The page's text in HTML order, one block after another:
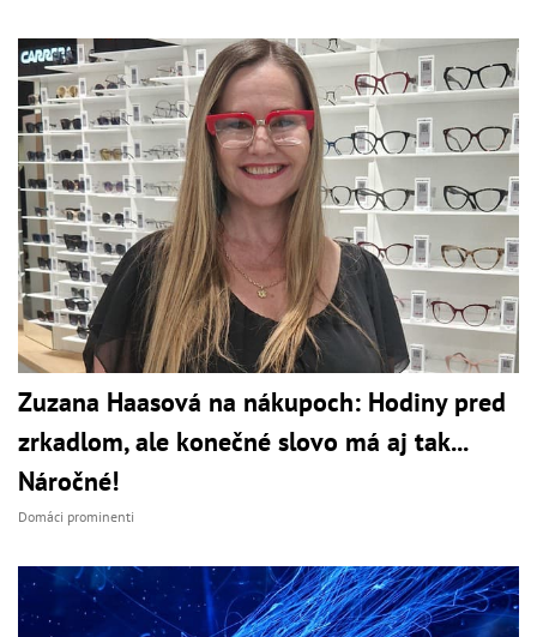
Zuzana Haasová na nákupoch: Hodiny pred
zrkadlom, ale konečné slovo má aj tak...
Náročné!
Domáci prominenti